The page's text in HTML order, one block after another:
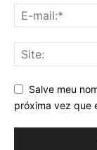
Salve meu
próxima vez que